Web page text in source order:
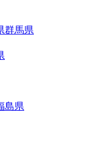
群馬県
島県